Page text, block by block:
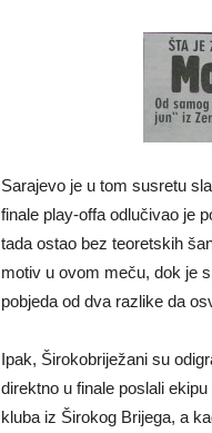
Sarajevo je u tom susretu
finale play-offa odlučivao je
tada ostao bez teoretskih
motiv u ovom meču, dok je
pobjeda od dva razlike da
Ipak, Širokobriježani su
direktno u finale poslali
kluba iz Širokog Brijega, a